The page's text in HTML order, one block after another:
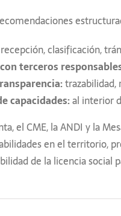
recepción, clasificación,
terceros
trazabilidad,
capacidades:al interior
el CME, la ANDI y la
en el territorio,
de la licencia social